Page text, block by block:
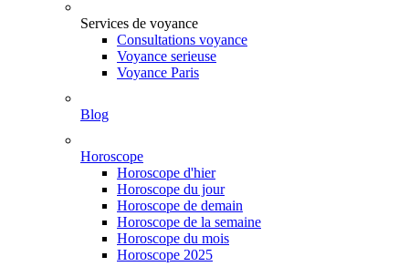
Services de voyance
Consultations voyance
Voyance serieuse
Voyance Paris
Blog
Horoscope
Horoscope d'hier
Horoscope du jour
Horoscope de demain
Horoscope de la semaine
Horoscope du mois
Horoscope 2025